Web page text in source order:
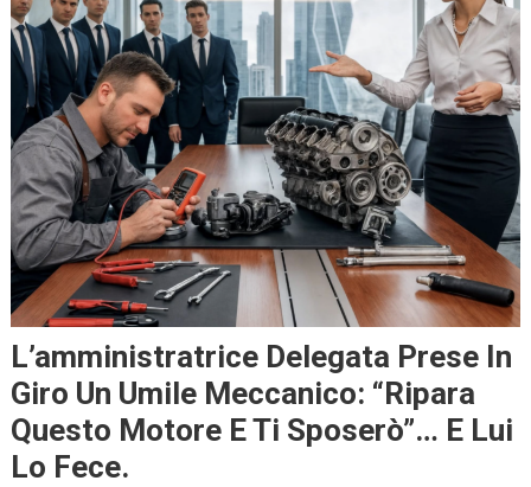
L’amministratrice Delegata Prese In
Giro Un Umile Meccanico: “Ripara
Questo Motore E Ti Sposerò”… E Lui
Lo Fece.